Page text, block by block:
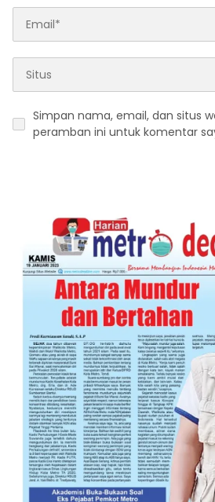
Simpan nama, email, dan situs
peramban ini untuk komentar